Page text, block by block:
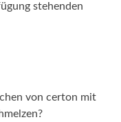
stehenden
von certon mit